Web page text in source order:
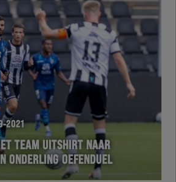
2021
TEAM UITSHIRT NAAR
ONDERLING OEFENDUEL